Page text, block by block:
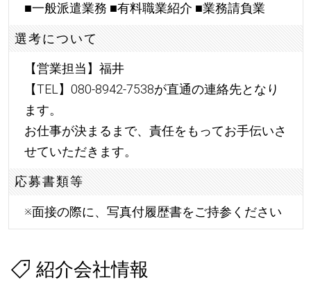
■一般派遣業務 ■有料職業紹介 ■業務請負業
選考について
【営業担当】福井
【TEL】080-8942-7538が直通の連絡先となり
ます。
お仕事が決まるまで、責任をもってお手伝いさ
せていただきます。
応募書類等
※面接の際に、写真付履歴書をご持参ください
紹介会社情報